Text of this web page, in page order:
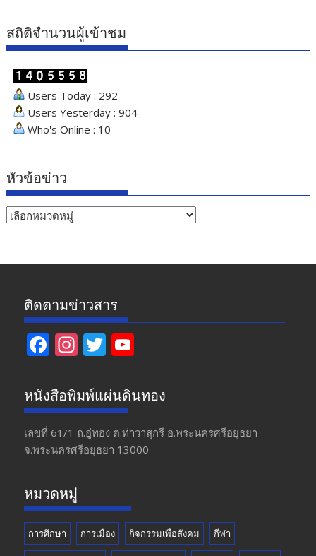
สถิติจำนวนผู้เข้าชม
Users Today : 292
Users Yesterday : 904
Who's Online : 10
หัวข้อข่าว
หัวข้อ
ติดตามข่าวสาร
F
e
b
o
o
In
a
gr
a
m
T
itt
er
u
T
u
b
หนังสือพิมพ์แผ่นดินทอง
เลขที่ 61/1 ถ.อู่ทอง​ ต.​ท่าวาสุกรี​ อ.พระนครศรีอยุธยา​
จ.พระนครศรีอยุธยา 13000
หมวดหมู่
การศึกษา การเมือง กิจกรรมเพื่อสังคม กีฬา